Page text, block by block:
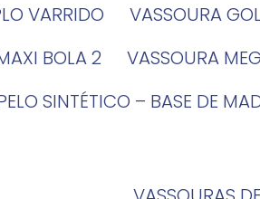
VARRIDO VASSOURA
BOLA 2 VASSOURA
SINTÉTICO – BASE DE